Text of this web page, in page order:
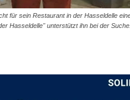
für sein Restaurant in der Hasseldelle
Hasseldelle" unterstützt ihn bei der